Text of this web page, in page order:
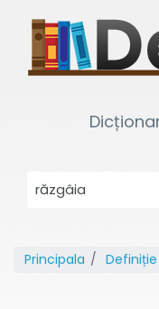
Principala Definiție